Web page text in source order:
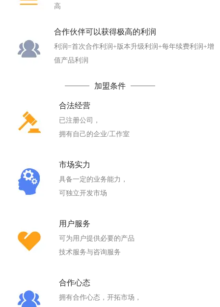
高
合作伙伴可以获得极高的利润
利润=首次合作利润+版本升级利润+每年续费利润+增
值产品利润
加盟条件
合法经营
已注册公司，
拥有自己的企业/工作室
市场实力
具备一定的业务能力，
可独立开发市场
用户服务
可为用户提供必要的产品
技术服务与咨询服务
合作心态
拥有合作心态，开拓市场，